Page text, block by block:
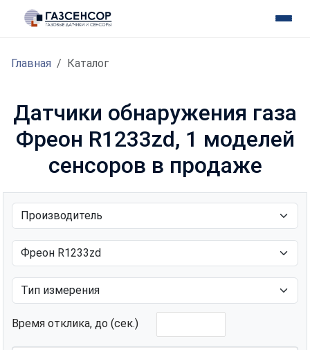
Главная Каталог
Датчики обнаружения газа
Фреон R1233zd, 1 моделей
сенсоров в продаже
Время отклика, до (сек.)